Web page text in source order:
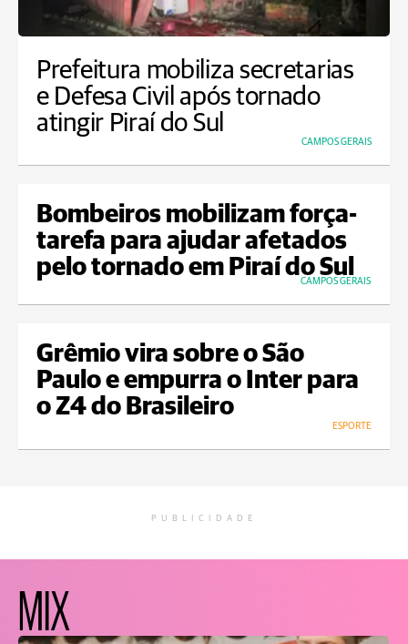
Prefeitura mobiliza secretarias
e Defesa Civil após tornado
atingir Piraí do Sul
CAMPOS GERAIS
Bombeiros mobilizam força-
tarefa para ajudar afetados
pelo tornado em Piraí do Sul
CAMPOS GERAIS
Grêmio vira sobre o São
Paulo e empurra o Inter para
o Z4 do Brasileiro
ESPORTE
PUBLICIDADE
MIX